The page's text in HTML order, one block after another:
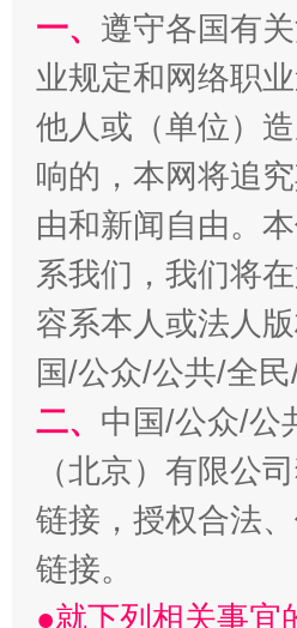
以产业富民促振兴
一、 遵守各国有
业规定和网络职
他人或（单位）
响的，本网将追
由和新闻自由。
系我们，我们将
容系本人或法人
国/公众/公共/全
二、 中国/公众/公
（北京）有限公
链接，授权合法
链接。
●就下列相关事